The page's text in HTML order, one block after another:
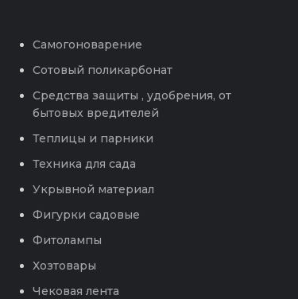
Самогоноварение
Сотовый поликарбонат
Средства защиты , удобрения, от
бытовых вредителей
Теплицы и парники
Техника для сада
Укрывной материал
Фигурки садовые
Фитолампы
Хозтовары
Чековая лента